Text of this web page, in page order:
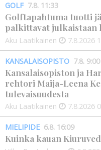
GOLF 7.8. 11:33
Golftapahtuma tuotti
palkittavat julkaistaan
Aku Laatikainen 7.8.2026
KANSALAISOPISTO 7.8. 9:00
Kansalaisopiston ja
rehtori Maija-Leena
tulevaisuudesta
Aku Laatikainen 7.8.2026
MIELIPIDE 6.8. 16:09
Kuinka kauan